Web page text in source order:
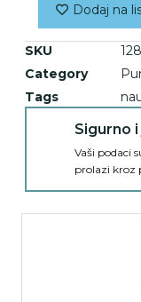
Dodaj na
SKU
Category
Tags
Sigurno
Vaši podaci
prolazi kroz